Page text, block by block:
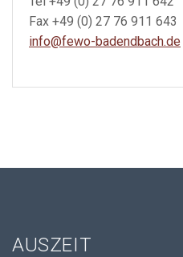
Fax +49 (0) 27 76 911 643
info@fewo-badendbach.de
AUSZEIT